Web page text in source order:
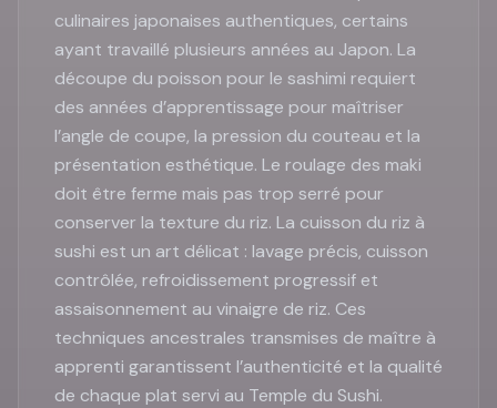
culinaires japonaises authentiques, certains
ayant travaillé plusieurs années au Japon. La
découpe du poisson pour le sashimi requiert
des années d’apprentissage pour maîtriser
l’angle de coupe, la pression du couteau et la
présentation esthétique. Le roulage des maki
doit être ferme mais pas trop serré pour
conserver la texture du riz. La cuisson du riz à
sushi est un art délicat : lavage précis, cuisson
contrôlée, refroidissement progressif et
assaisonnement au vinaigre de riz. Ces
techniques ancestrales transmises de maître à
apprenti garantissent l’authenticité et la qualité
de chaque plat servi au Temple du Sushi.